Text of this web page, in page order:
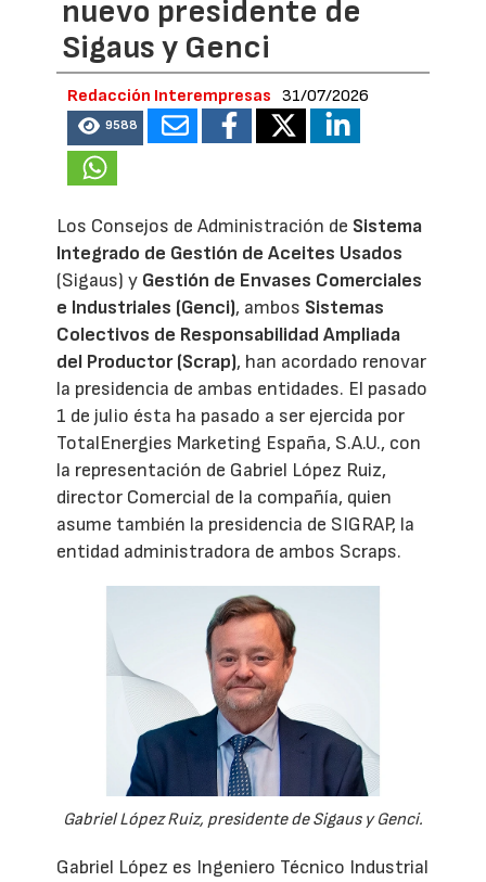
nuevo presidente de
Sigaus y Genci
Redacción Interempresas 31/07/2026
9588
Los Consejos de Administración de Sistema
Integrado de Gestión de Aceites Usados
(Sigaus) y Gestión de Envases Comerciales
e Industriales (Genci), ambos Sistemas
Colectivos de Responsabilidad Ampliada
del Productor (Scrap), han acordado renovar
la presidencia de ambas entidades. El pasado
1 de julio ésta ha pasado a ser ejercida por
TotalEnergies Marketing España, S.A.U., con
la representación de Gabriel López Ruiz,
director Comercial de la compañía, quien
asume también la presidencia de SIGRAP, la
entidad administradora de ambos Scraps.
Gabriel López Ruiz, presidente de Sigaus y Genci.
Gabriel López es Ingeniero Técnico Industrial